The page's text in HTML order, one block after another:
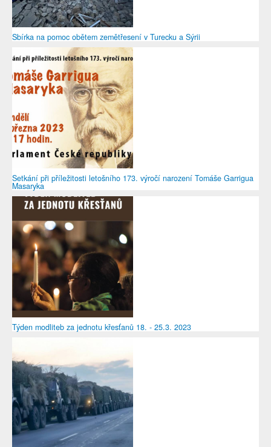
Sbírka na pomoc obětem zemětřesení v Turecku a Sýrii
Setkání při příležitosti letošního 173. výročí narození Tomáše Garrigua
Masaryka
Týden modliteb za jednotu křesťanů 18. - 25.3. 2023